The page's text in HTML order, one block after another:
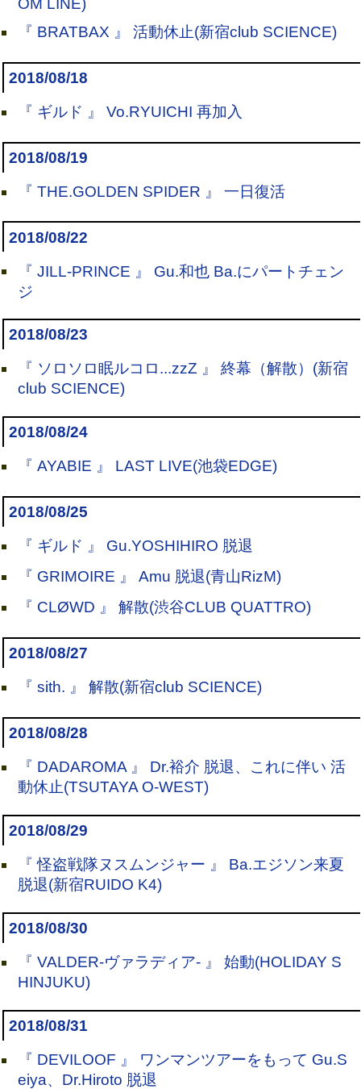
OM LINE)
『 BRATBAX 』 活動休止(新宿club SCIENCE)
2018/08/18
『 ギルド 』 Vo.RYUICHI 再加入
2018/08/19
『 THE.GOLDEN SPIDER 』 一日復活
2018/08/22
『 JILL-PRINCE 』 Gu.和也 Ba.にパートチェン
ジ
2018/08/23
『 ソロソロ眠ルコロ...zzZ 』 終幕（解散）(新宿
club SCIENCE)
2018/08/24
『 AYABIE 』 LAST LIVE(池袋EDGE)
2018/08/25
『 ギルド 』 Gu.YOSHIHIRO 脱退
『 GRIMOIRE 』 Amu 脱退(青山RizM)
『 CLØWD 』 解散(渋谷CLUB QUATTRO)
2018/08/27
『 sith. 』 解散(新宿club SCIENCE)
2018/08/28
『 DADAROMA 』 Dr.裕介 脱退、これに伴い 活
動休止(TSUTAYA O-WEST)
2018/08/29
『 怪盗戦隊ヌスムンジャー 』 Ba.エジソン来夏
脱退(新宿RUIDO K4)
2018/08/30
『 VALDER-ヴァラディア- 』 始動(HOLIDAY S
HINJUKU)
2018/08/31
『 DEVILOOF 』 ワンマンツアーをもって Gu.S
eiya、Dr.Hiroto 脱退